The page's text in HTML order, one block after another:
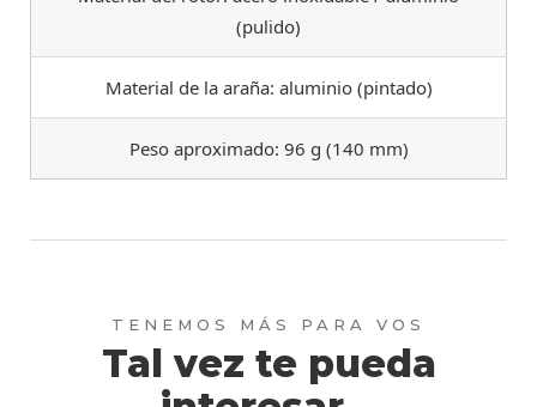
(pulido)
Material de la araña: aluminio (pintado)
Peso aproximado: 96 g (140 mm)
Tal vez te pueda